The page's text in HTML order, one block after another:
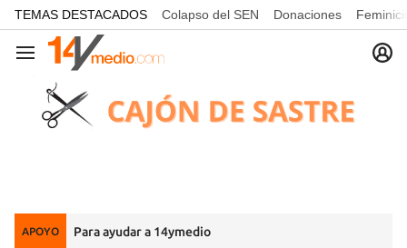
common.go-to-content
TEMAS DESTACADOS Colapso del SEN Donaciones
Navegación
APOYO Para ayudar a 14ymedio